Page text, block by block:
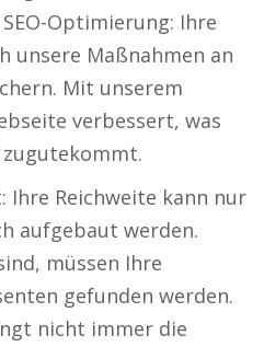
Optimierung: Ihre
unsere Maßnahmen an
Mit unserem
verbessert, was
Ihre Reichweite kann nur
aufgebaut werden.
müssen Ihre
gefunden werden.
nicht immer die